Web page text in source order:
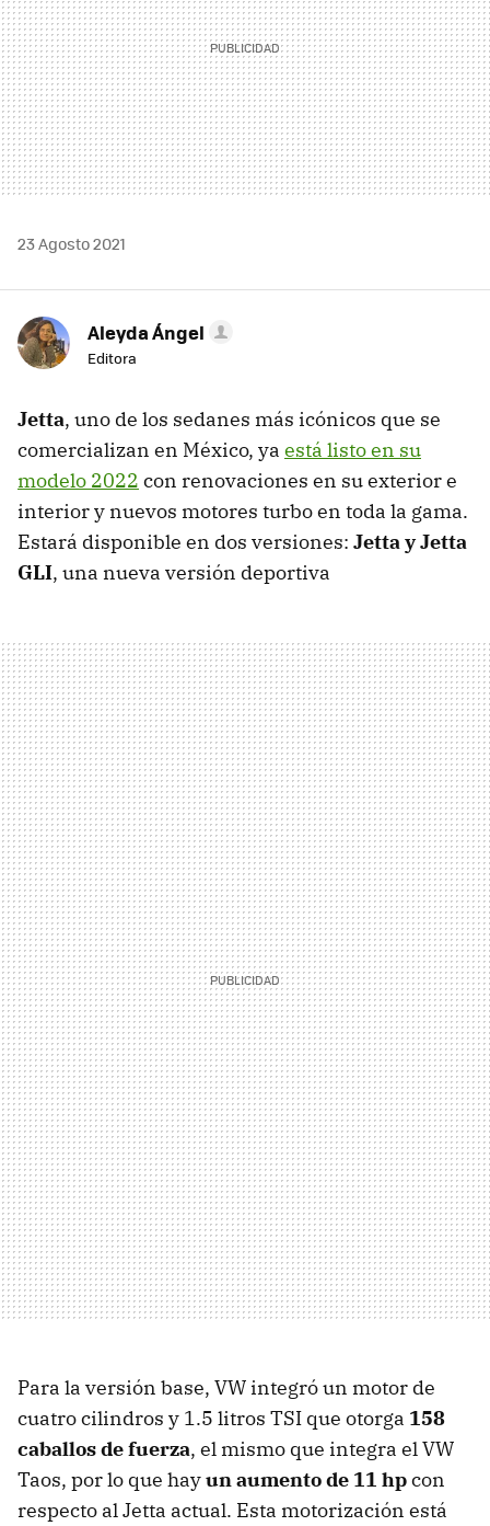
23 Agosto 2021
Aleyda Ángel
Editora
Jetta, uno de los sedanes más icónicos que se
comercializan en México, ya está listo en su
modelo 2022 con renovaciones en su exterior e
interior y nuevos motores turbo en toda la gama.
Estará disponible en dos versiones: Jetta y Jetta
GLI, una nueva versión deportiva
Para la versión base, VW integró un motor de
cuatro cilindros y 1.5 litros TSI que otorga 158
caballos de fuerza, el mismo que integra el VW
Taos, por lo que hayun aumento de 11 hpcon
respecto al Jetta actual. Esta motorización está